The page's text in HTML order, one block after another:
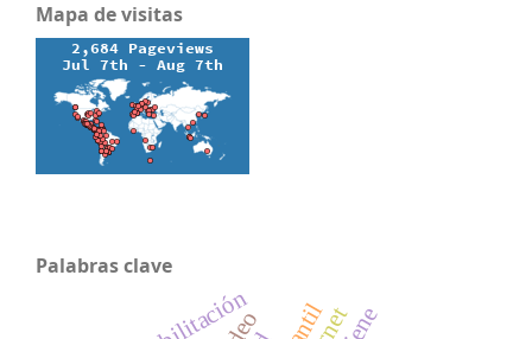
Mapa de visitas
Palabras clave